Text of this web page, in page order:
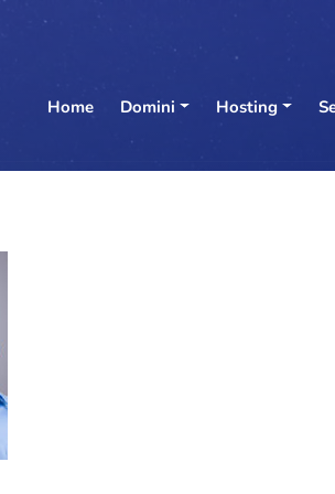
Home Domini Hosting